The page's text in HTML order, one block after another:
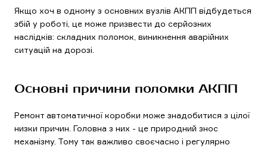
Якщо хоч в одному з основних вузлів АКПП відбудеться
збій у роботі, це може призвести до серйозних
наслідків: складних поломок, виникнення аварійних
ситуацій на дорозі.
Основні причини поломки АКПП
Ремонт автоматичної коробки може знадобитися з цілої
низки причин. Головна з них - це природний знос
механізму. Тому так важливо своєчасно і регулярно